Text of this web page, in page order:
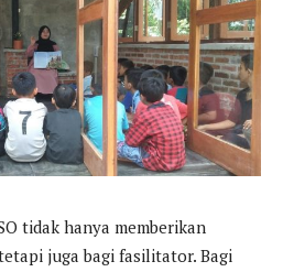
tidak hanya memberikan
juga bagi fasilitator. Bagi